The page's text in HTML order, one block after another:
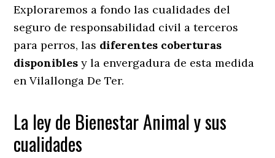
Exploraremos a fondo las cualidades del
seguro de responsabilidad civil a terceros
para perros, las diferentes coberturas
disponibles y la envergadura de esta medida
en Vilallonga De Ter.
La ley de Bienestar Animal y sus
cualidades